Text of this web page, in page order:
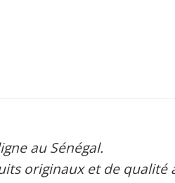
au Sénégal.
originaux et de qualité